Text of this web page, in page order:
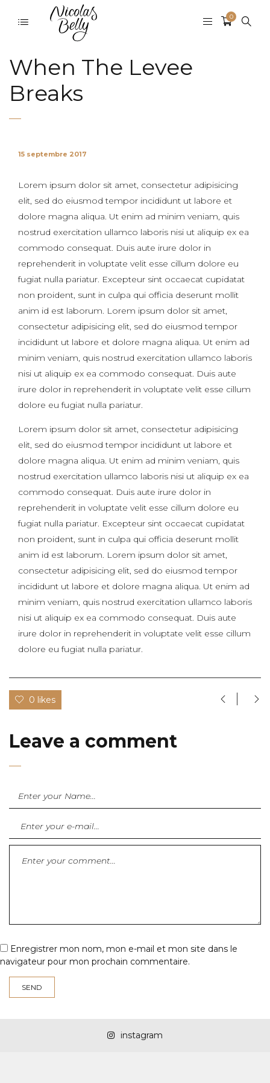
0
When The Levee
Breaks
15 septembre 2017
Lorem ipsum dolor sit amet, consectetur adipisicing
elit, sed do eiusmod tempor incididunt ut labore et
dolore magna aliqua. Ut enim ad minim veniam, quis
nostrud exercitation ullamco laboris nisi ut aliquip ex ea
commodo consequat. Duis aute irure dolor in
reprehenderit in voluptate velit esse cillum dolore eu
fugiat nulla pariatur. Excepteur sint occaecat cupidatat
non proident, sunt in culpa qui officia deserunt mollit
anim id est laborum. Lorem ipsum dolor sit amet,
consectetur adipisicing elit, sed do eiusmod tempor
incididunt ut labore et dolore magna aliqua. Ut enim ad
minim veniam, quis nostrud exercitation ullamco laboris
nisi ut aliquip ex ea commodo consequat. Duis aute
irure dolor in reprehenderit in voluptate velit esse cillum
dolore eu fugiat nulla pariatur.
Lorem ipsum dolor sit amet, consectetur adipisicing
elit, sed do eiusmod tempor incididunt ut labore et
dolore magna aliqua. Ut enim ad minim veniam, quis
nostrud exercitation ullamco laboris nisi ut aliquip ex ea
commodo consequat. Duis aute irure dolor in
reprehenderit in voluptate velit esse cillum dolore eu
fugiat nulla pariatur. Excepteur sint occaecat cupidatat
non proident, sunt in culpa qui officia deserunt mollit
anim id est laborum. Lorem ipsum dolor sit amet,
consectetur adipisicing elit, sed do eiusmod tempor
incididunt ut labore et dolore magna aliqua. Ut enim ad
minim veniam, quis nostrud exercitation ullamco laboris
nisi ut aliquip ex ea commodo consequat. Duis aute
irure dolor in reprehenderit in voluptate velit esse cillum
dolore eu fugiat nulla pariatur.
0 likes
Leave a comment
Enregistrer mon nom, mon e-mail et mon site dans le
navigateur pour mon prochain commentaire.
instagram